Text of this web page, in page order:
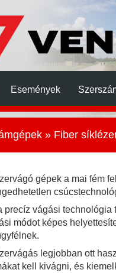
Események
» Fiber
gépek a mai fém
precíz vágási technológia
módot képes
legjobban ott
kell kivágni, és